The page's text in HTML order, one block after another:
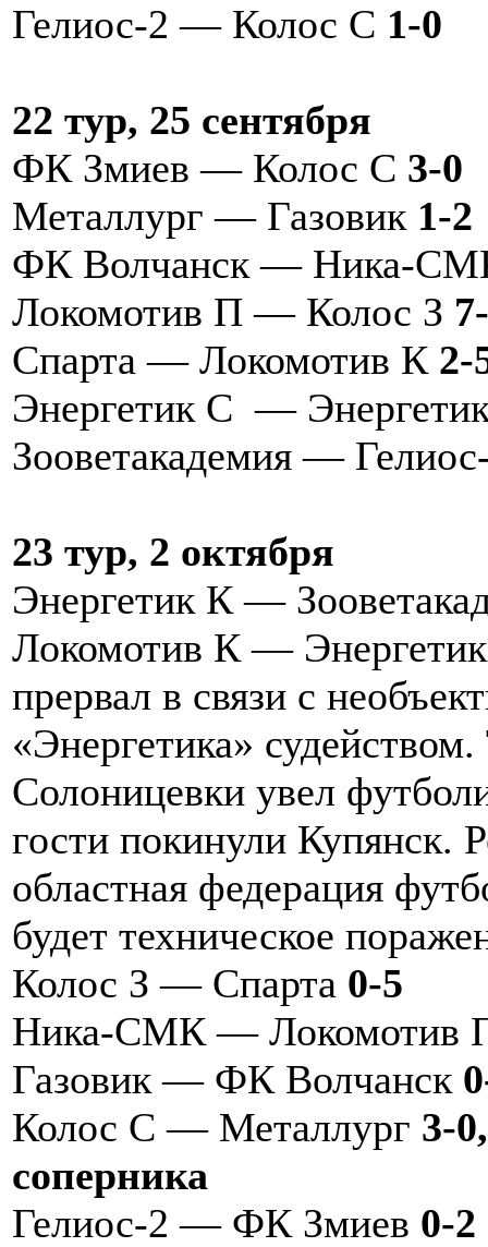
Гелиос-2 — Колос С 1-0
22 тур, 25 сентября
ФК Змиев — Колос С 3-0
Металлург — Газовик 1-2
ФК Волчанск — Ника-
Локомотив П — Колос З
Спарта — Локомотив К 2-
Энергетик С —
Зооветакадемия —
23 тур, 2 октября
Энергетик К —
Локомотив К —
прервал в связи с
«Энергетика»
Солоницевки увел
гости покинули Купянск.
областная федерация
будет техническое
Колос З — Спарта 0-5
Ника-СМК — Локомотив
Газовик — ФК Волчанск
Колос С — Металлург 3-
соперника
Гелиос-2 — ФК Змиев 0-2